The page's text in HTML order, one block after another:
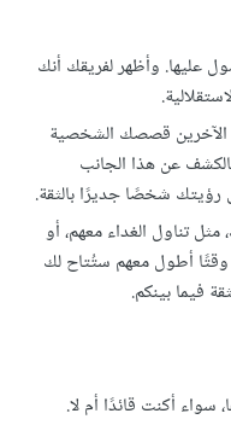
عليها. وأظهر لفريقك أنك
قصصك الشخصية
عن هذا الجانب
شخصًا جديرًا بالثقة.
تناول الغداء معهم، أو
وقتًا أطول معهم ستُتاح لك
فيما بينكم.
سواء أكنت قائدًا أم لا.